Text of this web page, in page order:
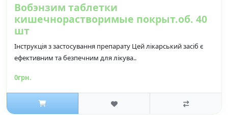
Вобэнзим таблетки
кишечнорастворимые покрыт.об. 40
шт
Інструкція з застосування препарату Цей лікарський засіб є
ефективним та безпечним для лікува..
0грн.